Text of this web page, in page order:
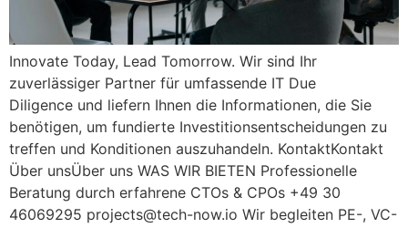
Innovate Today, Lead Tomorrow. Wir sind Ihr
zuverlässiger Partner für umfassende IT Due
Diligence und liefern Ihnen die Informationen, die Sie
benötigen, um fundierte Investitionsentscheidungen zu
treffen und Konditionen auszuhandeln. KontaktKontakt
Über unsÜber uns WAS WIR BIETEN Professionelle
Beratung durch erfahrene CTOs & CPOs +49 30
46069295 projects@tech-now.io Wir begleiten PE-, VC-